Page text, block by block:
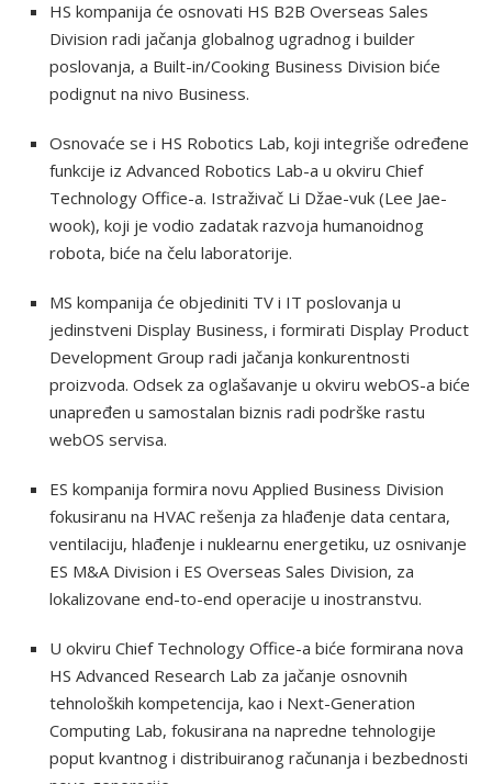
HS kompanija će osnovati HS B2B Overseas Sales
Division radi jačanja globalnog ugradnog i builder
poslovanja, a Built-in/Cooking Business Division biće
podignut na nivo Business.
Osnovaće se i HS Robotics Lab, koji integriše određene
funkcije iz Advanced Robotics Lab-a u okviru Chief
Technology Office-a. Istraživač Li Džae-vuk (Lee Jae-
wook), koji je vodio zadatak razvoja humanoidnog
robota, biće na čelu laboratorije.
MS kompanija će objediniti TV i IT poslovanja u
jedinstveni Display Business, i formirati Display Product
Development Group radi jačanja konkurentnosti
proizvoda. Odsek za oglašavanje u okviru webOS-a biće
unapređen u samostalan biznis radi podrške rastu
webOS servisa.
ES kompanija formira novu Applied Business Division
fokusiranu na HVAC rešenja za hlađenje data centara,
ventilaciju, hlađenje i nuklearnu energetiku, uz osnivanje
ES M&A Division i ES Overseas Sales Division, za
lokalizovane end-to-end operacije u inostranstvu.
U okviru Chief Technology Office-a biće formirana nova
HS Advanced Research Lab za jačanje osnovnih
tehnoloških kompetencija, kao i Next-Generation
Computing Lab, fokusirana na napredne tehnologije
poput kvantnog i distribuiranog računanja i bezbednosti